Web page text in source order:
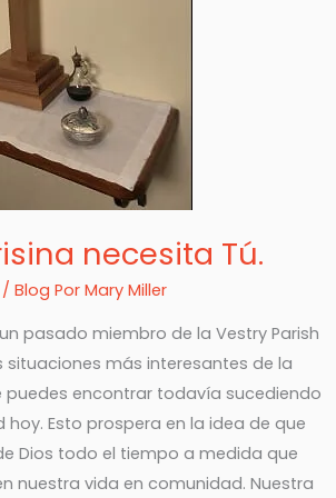
necesita Tú.
/ Blog Por Mary Miller
un pasado miembro de la Vestry Parish
situaciones más interesantes de la
encontrar todavía sucediendo
Esto prospera en la idea de que
Dios todo el tiempo a medida que
nuestra vida en comunidad. Nuestra